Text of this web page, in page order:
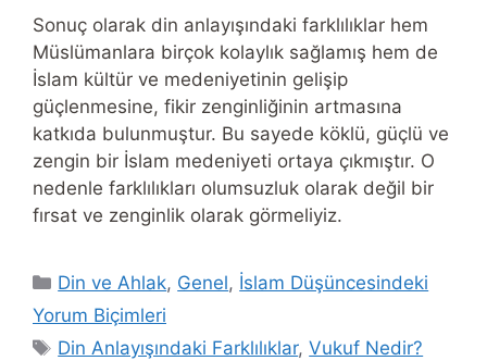
Sonuç olarak din anlayışındaki farklılıklar hem
Müslümanlara birçok kolaylık sağlamış hem de
İslam kültür ve medeniyetinin gelişip
güçlenmesine, fikir zenginliğinin artmasına
katkıda bulunmuştur. Bu sayede köklü, güçlü ve
zengin bir İslam medeniyeti ortaya çıkmıştır. O
nedenle farklılıkları olumsuzluk olarak değil bir
fırsat ve zenginlik olarak görmeliyiz.
Categories
Din ve Ahlak, Genel, İslam Düşüncesindeki
Yorum Biçimleri
Tags
Din Anlayışındaki Farklılıklar,Vukuf Nedir?